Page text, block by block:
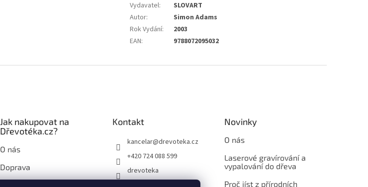
Vydavatel:
SLOVART
Autor:
Simon Adams
Rok Vydání:
2003
EAN: 9788072095032
Jak nakupovat na
Dřevotéka.cz?
O nás
Doprava
Kontakt
kancelar@drevoteka.cz
+420 724 088 599
drevoteka
Novinky
O nás
Laserové gravírování a
vypalování do dřeva
Proč jíst z přírodních